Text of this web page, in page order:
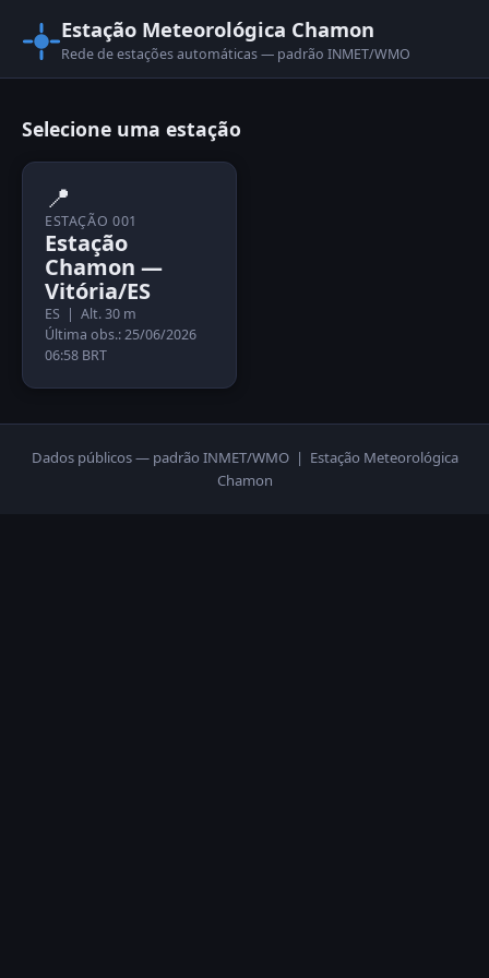
Estação Meteorológica Chamon
Rede de estações automáticas — padrão INMET/WMO
Selecione uma estação
📍
ESTAÇÃO 001
Estação
Chamon —
Vitória/ES
ES | Alt. 30 m
Última obs.: 25/06/2026
06:58 BRT
Dados públicos — padrão INMET/WMO | Estação Meteorológica
Chamon